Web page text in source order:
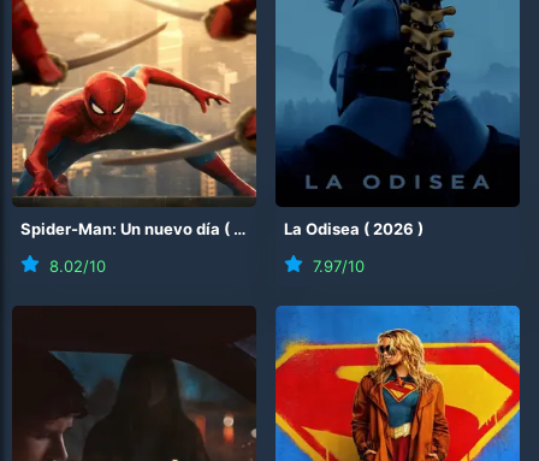
Spider-Man: Un nuevo día ( 2026
8.02/10
La Odisea (2026 )
7.97/10